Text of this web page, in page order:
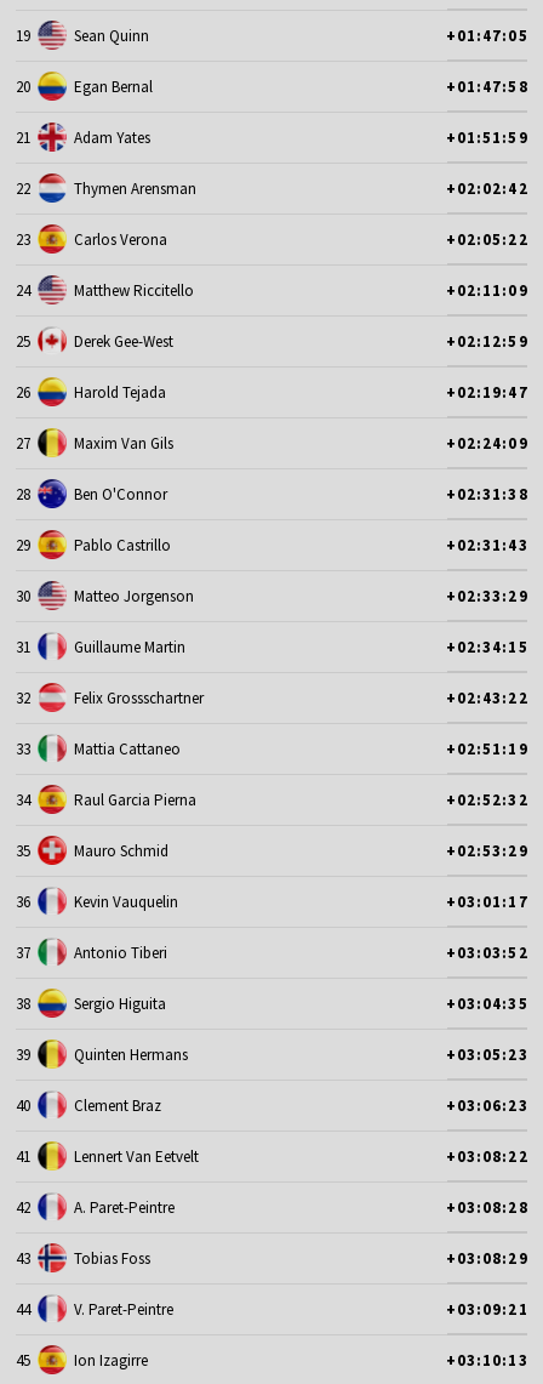
19 Sean Quinn +01:47:05
20 Egan Bernal +01:47:58
21 Adam Yates +01:51:59
22 Thymen Arensman +02:02:42
23 Carlos Verona +02:05:22
24 Matthew Riccitello +02:11:09
25 Derek Gee-West +02:12:59
26 Harold Tejada +02:19:47
27 Maxim Van Gils +02:24:09
28 Ben O'Connor +02:31:38
29 Pablo Castrillo +02:31:43
30 Matteo Jorgenson +02:33:29
31 Guillaume Martin +02:34:15
32 Felix Grossschartner +02:43:22
33 Mattia Cattaneo +02:51:19
34 Raul Garcia Pierna +02:52:32
35 Mauro Schmid +02:53:29
36 Kevin Vauquelin +03:01:17
37 Antonio Tiberi +03:03:52
38 Sergio Higuita +03:04:35
39 Quinten Hermans +03:05:23
40 Clement Braz +03:06:23
41 Lennert Van Eetvelt +03:08:22
42 A. Paret-Peintre +03:08:28
43 Tobias Foss +03:08:29
44 V. Paret-Peintre +03:09:21
45 Ion Izagirre +03:10:13